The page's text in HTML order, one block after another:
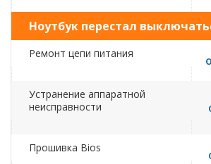
Ноутбук перестал
Ремонт цепи питания
Устранение аппаратной
неисправности
Прошивка Bios